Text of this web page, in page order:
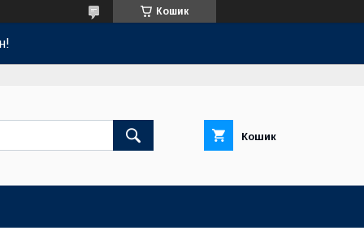
Кошик
Кошик